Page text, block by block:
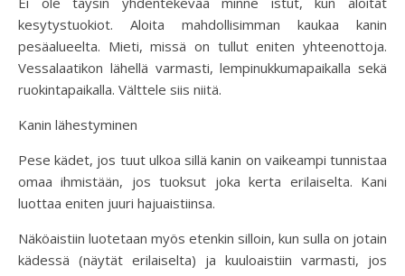
kesytystuokiot. Aloita mahdollisimman kaukaa kanin
pesäalueelta. Mieti, missä on tullut eniten yhteenottoja.
Vessalaatikon lähellä varmasti, lempinukkumapaikalla sekä
ruokintapaikalla. Välttele siis niitä.
Kanin lähestyminen
Pese kädet, jos tuut ulkoa sillä kanin on vaikeampi tunnistaa
omaa ihmistään, jos tuoksut joka kerta erilaiselta. Kani
luottaa eniten juuri hajuaistiinsa.
Näköaistiin luotetaan myös etenkin silloin, kun sulla on jotain
kädessä (näytät erilaiselta) ja kuuloaistiin varmasti, jos